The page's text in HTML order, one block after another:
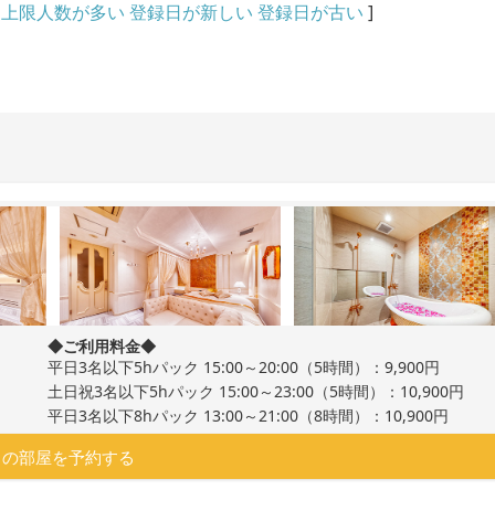
上限人数が多い 登録日が新しい 登録日が古い ]
◆ご利用料金◆
平日3名以下5hパック 15:00～20:00（5時間）：9,900円
土日祝3名以下5hパック 15:00～23:00（5時間）：10,900円
平日3名以下8hパック 13:00～21:00（8時間）：10,900円
部屋を予約する